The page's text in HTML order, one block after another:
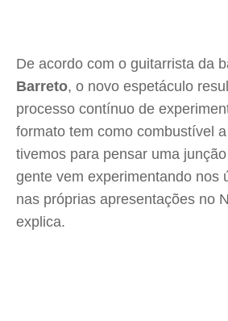
De acordo com o guitarrista da
Barreto, o novo espetáculo
processo contínuo de
formato tem como combustível
tivemos para pensar uma
gente vem experimentando nos
nas próprias apresentações no
explica.